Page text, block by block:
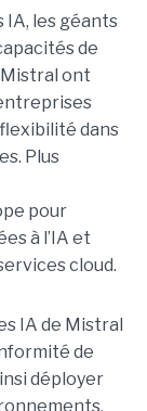
IA, les géants
de
ont
dans
Plus
pour
à l’IA et
cloud.
IA de Mistral
de
déployer